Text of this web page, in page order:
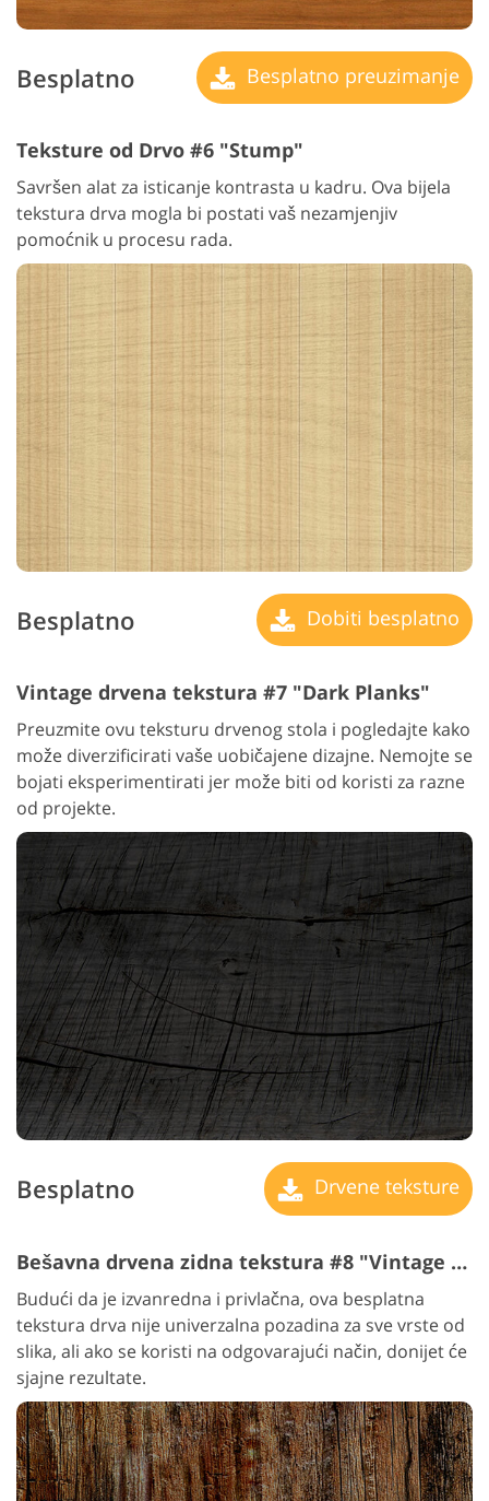
Besplatno Besplatno preuzimanje
Teksture od Drvo #6 "Stump"
Savršen alat za isticanje kontrasta u kadru. Ova bijela
tekstura drva mogla bi postati vaš nezamjenjiv
pomoćnik u procesu rada.
Besplatno Dobiti besplatno
Vintage drvena tekstura #7 "Dark Planks"
Preuzmite ovu teksturu drvenog stola i pogledajte kako
može diverzificirati vaše uobičajene dizajne. Nemojte se
bojati eksperimentirati jer može biti od koristi za razne
od projekte.
Besplatno Drvene teksture
Bešavna drvena zidna tekstura #8 "Vintage Wardrobe"
Budući da je izvanredna i privlačna, ova besplatna
tekstura drva nije univerzalna pozadina za sve vrste od
slika, ali ako se koristi na odgovarajući način, donijet će
sjajne rezultate.